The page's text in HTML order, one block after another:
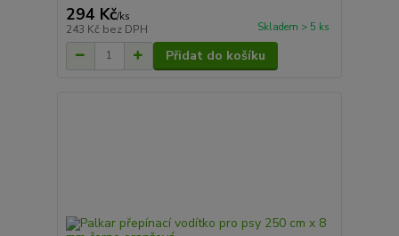
294 Kč/ks
243 Kč bez DPH Skladem > 5 ks
Přidat do košíku